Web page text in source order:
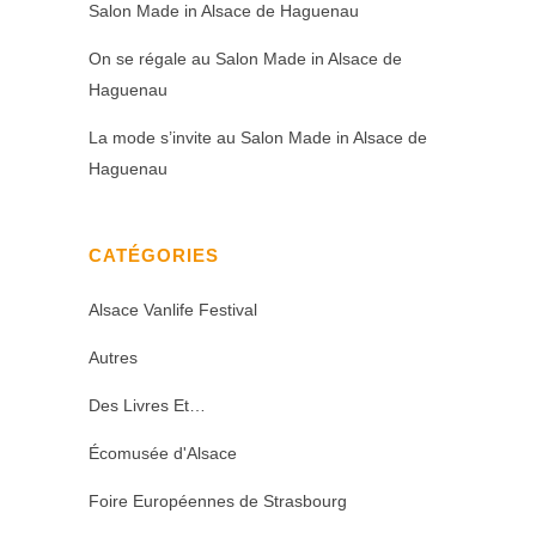
Salon Made in Alsace de Haguenau
On se régale au Salon Made in Alsace de
Haguenau
La mode s’invite au Salon Made in Alsace de
Haguenau
CATÉGORIES
Alsace Vanlife Festival
Autres
Des Livres Et…
Écomusée d'Alsace
Foire Européennes de Strasbourg